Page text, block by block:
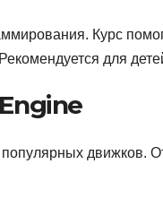
Курс
для
популярных движков.